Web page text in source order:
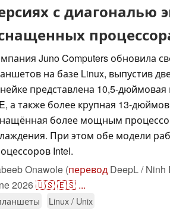
с диагональю
Juno Computers обновила
на базе Linux, выпустив
представлена 10,5-
а также более крупная 13-
более мощным
При этом обе модели
Intel.
Onawole (перевод DeepL / Ninh
2026🇺🇸🇪🇸 ...
Linux / Unix